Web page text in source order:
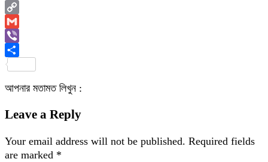
Email
Copy
Link
Gmail
Viber
আপনার মতামত লিখুন :
Leave a Reply
Your email address will not be published. Required fields
are marked *